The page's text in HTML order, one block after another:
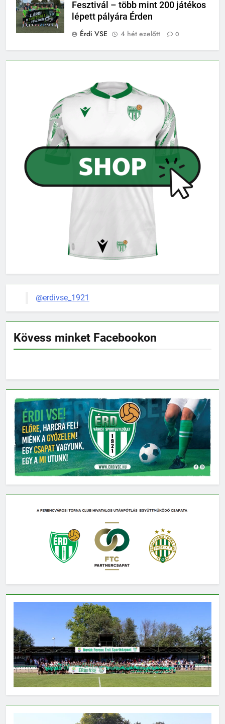
Fesztivál – több mint 200 játékos
lépett pályára Érden
Érdi VSE
4 hét ezelőtt 0
@erdivse_1921
Kövess minket Facebookon